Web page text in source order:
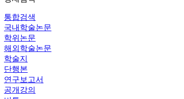
통합검색
국내학술논문
학위논문
해외학술논문
학술지
단행본
연구보고서
공개강의